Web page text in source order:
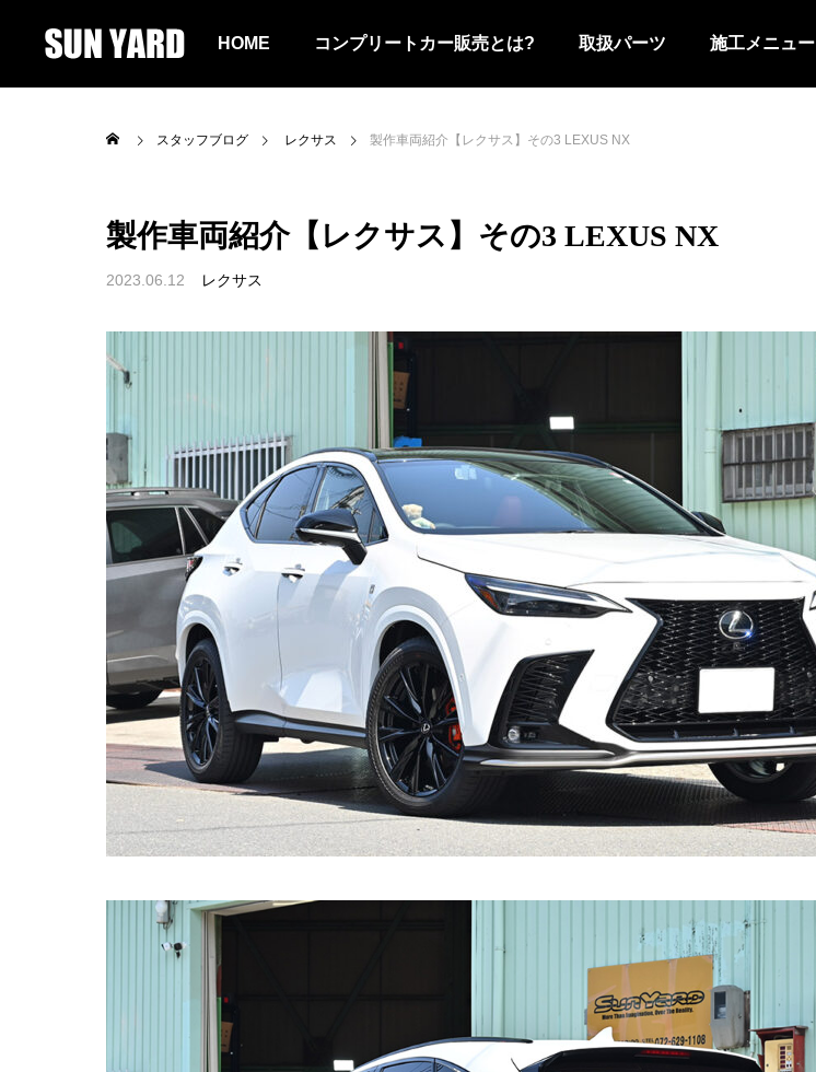
HOME コンプリートカー販売とは? 取扱パーツ 施工メニュー
ALL
エクストレイル ランドクルーザープラド ハイラックス
スタッフブログ レクサス 製作車両紹介【レクサス】その3 LEXUS NX
製作車両紹介【レクサス】その3 LEXUS NX
2023.06.12 レクサス